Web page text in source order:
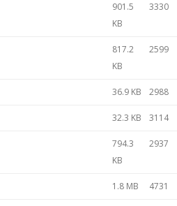
901.5
KB
3330
817.2
KB
2599
36.9 KB 2988
32.3 KB 3114
794.3
KB
2937
1.8 MB 4731